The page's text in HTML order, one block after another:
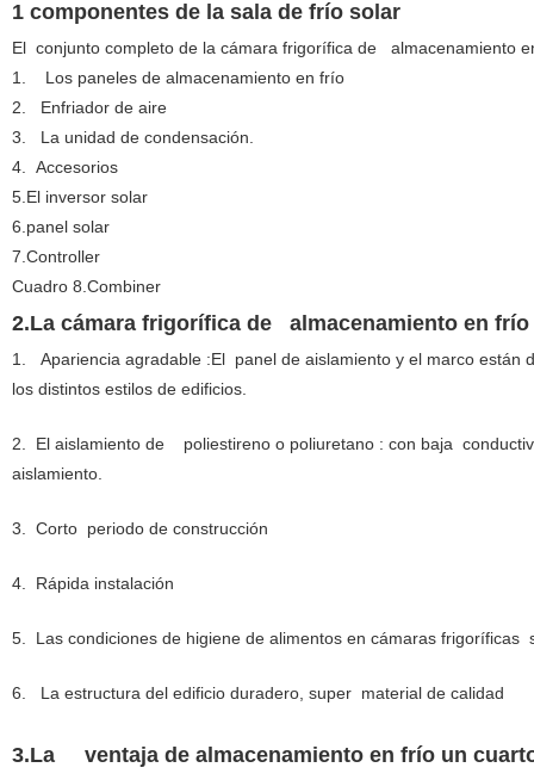
1 componentes de la sala de frío solar
El conjunto completo de la cámara frigorífica de almacenamiento
1.
Los paneles de almacenamiento en frío
2. Enfriador de aire
3. La unidad de condensación.
4. Accesorios
5.El inversor solar
6.panel solar
7.Controller
Cuadro 8.Combiner
2.Lacámara frigorífica de almacenamiento en
1. Apariencia agradable :El panel de aislamiento y el marco
los distintos estilos de edificios.
2. El aislamiento de poliestireno o poliuretano : con baja
aislamiento.
3. Corto periodo de construcción
4. Rápida instalación
5. Las condiciones de higiene de alimentos en cámaras
6. La estructura del edificio duradero, super material de calidad
3.La ventaja de almacenamiento en frío un